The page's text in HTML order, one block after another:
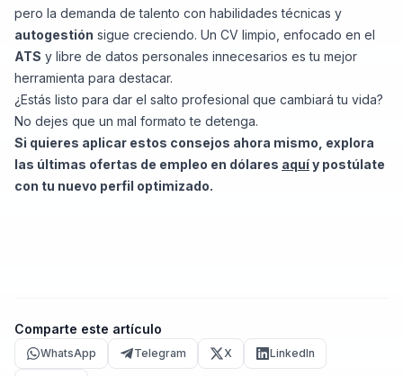
pero la demanda de talento con habilidades técnicas y
autogestión sigue creciendo. Un CV limpio, enfocado en el
ATS y libre de datos personales innecesarios es tu mejor
herramienta para destacar.
¿Estás listo para dar el salto profesional que cambiará tu vida?
No dejes que un mal formato te detenga.
Si quieres aplicar estos consejos ahora mismo, explora
las últimas ofertas de empleo en dólares aquíy postúlate
con tu nuevo perfil optimizado.
Comparte este artículo
WhatsApp Telegram X LinkedIn